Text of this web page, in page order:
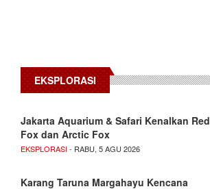
EKSPLORASI
Jakarta Aquarium & Safari Kenalkan Red
Fox dan Arctic Fox
EKSPLORASI- RABU, 5 AGU 2026
Karang Taruna Margahayu Kencana